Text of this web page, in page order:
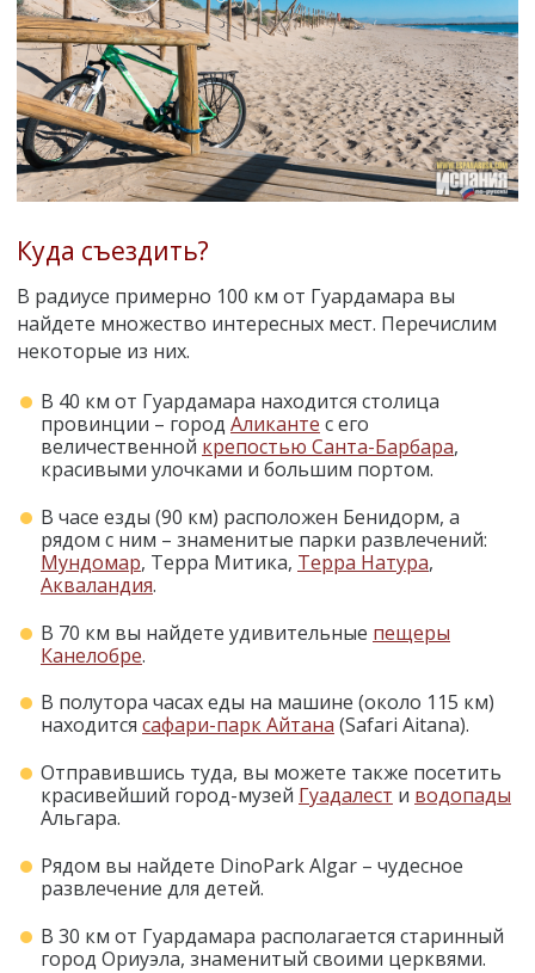
Куда съездить?
В радиусе примерно 100 км от Гуардамара вы
найдете множество интересных мест. Перечислим
некоторые из них.
В 40 км от Гуардамара находится столица
провинции – город Аликанте с его
величественной крепостью Санта-Барбара,
красивыми улочками и большим портом.
В часе езды (90 км) расположен Бенидорм, а
рядом с ним – знаменитые парки развлечений:
Мундомар, Терра Митика, Терра Натура,
Акваландия.
В 70 км вы найдете удивительные пещеры
Канелобре.
В полутора часах еды на машине (около 115 км)
находится сафари-парк Айтана (Safari Aitana).
Отправившись туда, вы можете также посетить
красивейший город-музей Гуадалест и водопады
Альгара.
Рядом вы найдете DinoPark Algar – чудесное
развлечение для детей.
В 30 км от Гуардамара располагается старинный
город Ориуэла, знаменитый своими церквями.